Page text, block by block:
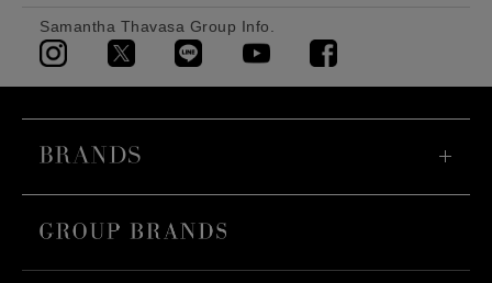
Samantha Thavasa Group Info.